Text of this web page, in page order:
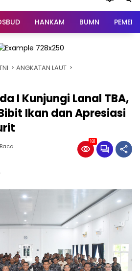
HANKAM BUMN
ANGKATAN LAUT
I Kunjungi Lanal TBA,
Ikan dan Apresiasi
181